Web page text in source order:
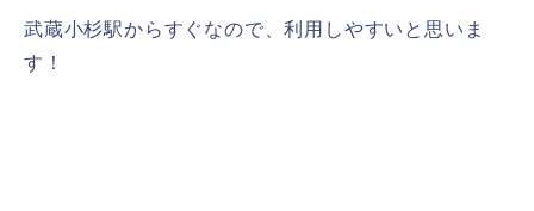
武蔵小杉駅からすぐなので、利用しやすいと思いま
す！